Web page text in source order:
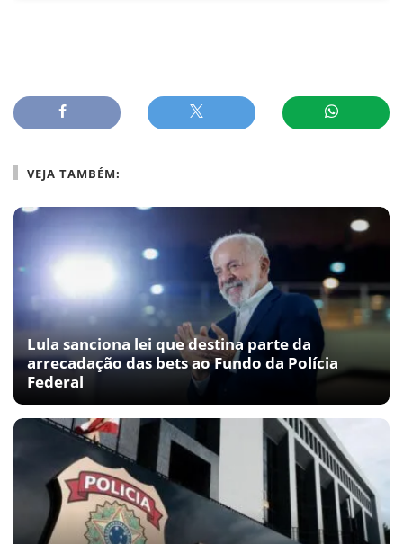
VEJA TAMBÉM:
Lula sanciona lei que destina parte da
arrecadação das bets ao Fundo da Polícia
Federal